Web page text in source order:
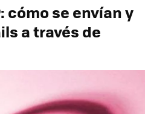
cómo se envían y
a través de